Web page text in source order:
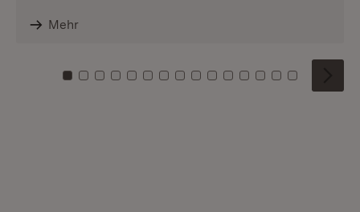
Mehr
Zu Kachel: 0
Zu Kachel: 1
Zu Kachel: 2
Zu Kachel: 3
Zu Kachel: 4
Zu Kachel: 5
Zu Kachel: 6
Zu Kachel: 7
Zu Kachel: 8
Zu Kachel: 9
Zu Kachel: 10
Zu Kachel: 11
Zu Kachel: 12
Zu Kachel:
Zu